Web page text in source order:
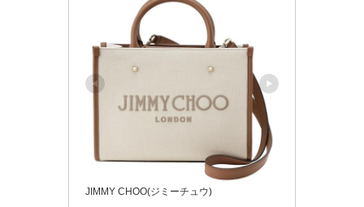
JIMMY CHOO(ジミーチュウ)